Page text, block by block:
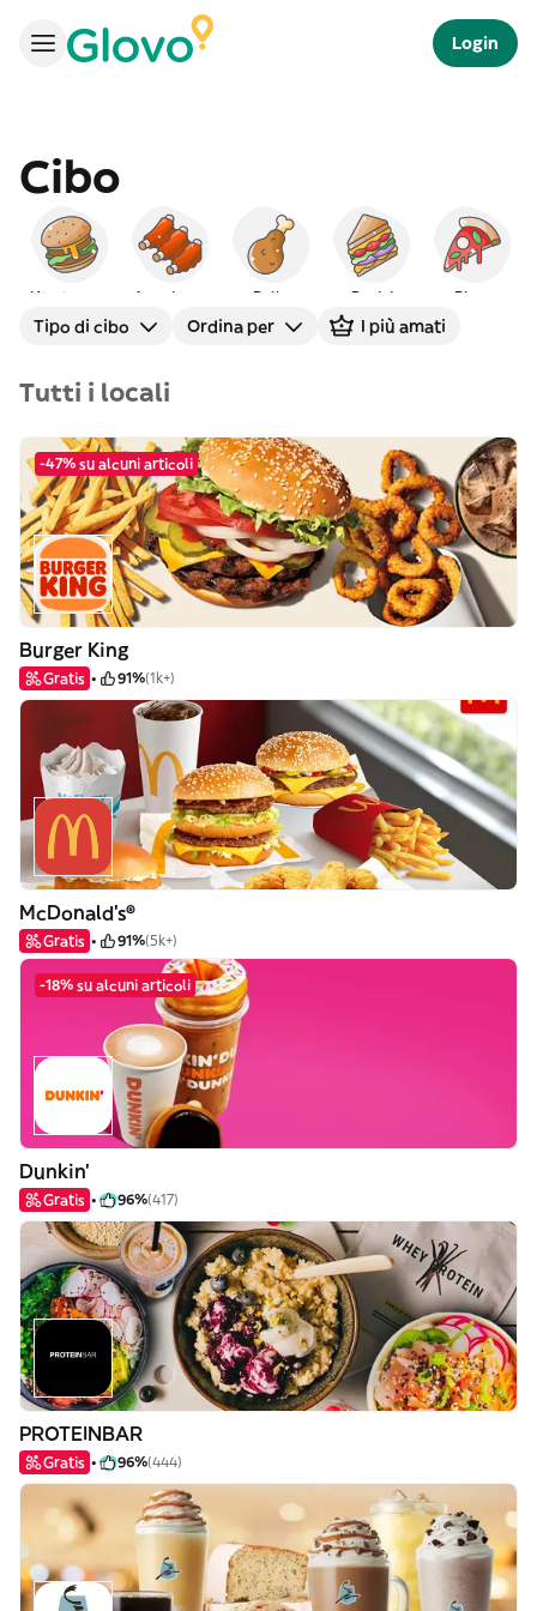
Login
Cibo
Hamburger Americano Pollo Panini Pizza
Tipo di cibo Ordina per I più amati
Tutti i locali
-47% su alcuni articoli
Burger King
Gratis 91%(1k+)
McDonald's®
Gratis 91%(5k+)
-18% su alcuni articoli
Dunkin'
Gratis 96%(417)
PROTEINBAR
Gratis 96%(444)